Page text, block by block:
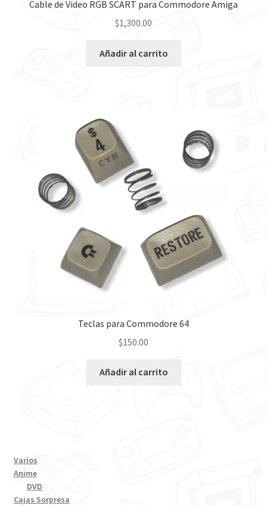
Cable de Video RGB SCART para Commodore Amiga
$1,300.00
Añadir al carrito
Teclas para Commodore 64
$150.00
Añadir al carrito
Varios
Anime
DVD
Cajas Sorpresa